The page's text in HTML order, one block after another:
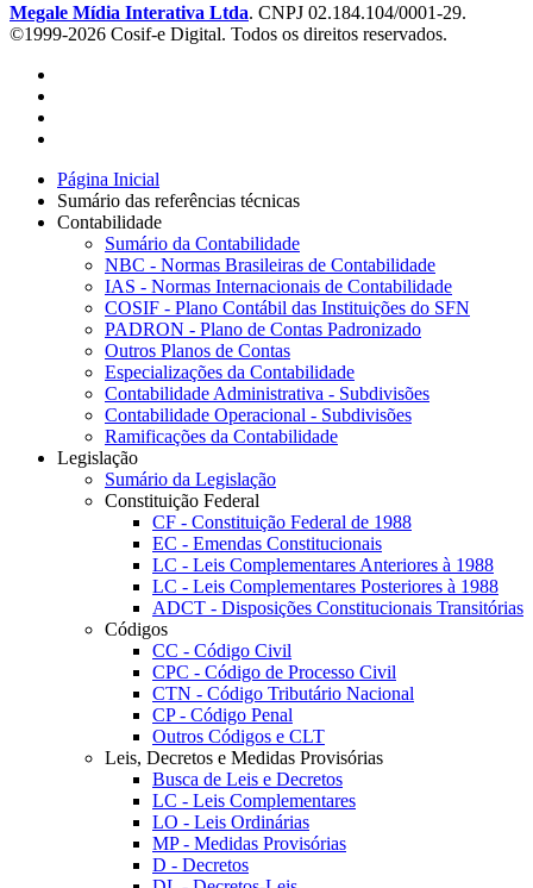
Megale Mídia Interativa Ltda. CNPJ 02.184.104/0001-29.
©1999-2026 Cosif-e Digital. Todos os direitos reservados.
Página Inicial
Sumário das referências técnicas
Contabilidade
Sumário da Contabilidade
NBC - Normas Brasileiras de Contabilidade
IAS - Normas Internacionais de Contabilidade
COSIF - Plano Contábil das Instituições do SFN
PADRON - Plano de Contas Padronizado
Outros Planos de Contas
Especializações da Contabilidade
Contabilidade Administrativa - Subdivisões
Contabilidade Operacional - Subdivisões
Ramificações da Contabilidade
Legislação
Sumário da Legislação
Constituição Federal
CF - Constituição Federal de 1988
EC - Emendas Constitucionais
LC - Leis Complementares Anteriores à 1988
LC - Leis Complementares Posteriores à 1988
ADCT - Disposições Constitucionais Transitórias
Códigos
CC - Código Civil
CPC - Código de Processo Civil
CTN - Código Tributário Nacional
CP - Código Penal
Outros Códigos e CLT
Leis, Decretos e Medidas Provisórias
Busca de Leis e Decretos
LC - Leis Complementares
LO - Leis Ordinárias
MP - Medidas Provisórias
D - Decretos